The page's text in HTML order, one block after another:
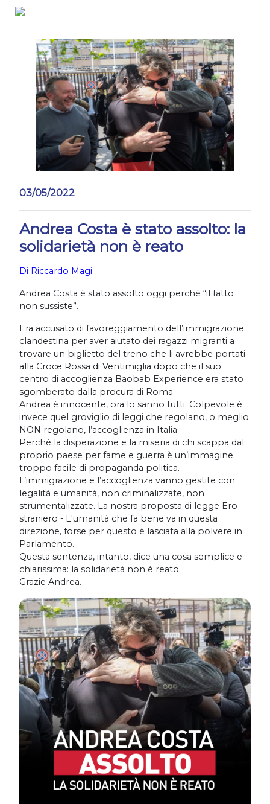
Salta
03/05/2022
Andrea Costa è stato assolto: la
solidarietà non è reato
Di Riccardo Magi
Andrea Costa è stato assolto oggi perché “il fatto
non sussiste”.
Era accusato di favoreggiamento dell’immigrazione
clandestina per aver aiutato dei ragazzi migranti a
trovare un biglietto del treno che li avrebbe portati
alla Croce Rossa di Ventimiglia dopo che il suo
centro di accoglienza Baobab Experience era stato
sgomberato dalla procura di Roma.
Andrea è innocente, ora lo sanno tutti. Colpevole è
invece quel groviglio di leggi che regolano, o meglio
NON regolano, l’accoglienza in Italia.
Perché la disperazione e la miseria di chi scappa dal
proprio paese per fame e guerra è un’immagine
troppo facile di propaganda politica.
L’immigrazione e l’accoglienza vanno gestite con
legalità e umanità, non criminalizzate, non
strumentalizzate. La nostra proposta di legge Ero
straniero - L'umanità che fa bene va in questa
direzione, forse per questo è lasciata alla polvere in
Parlamento.
Questa sentenza, intanto, dice una cosa semplice e
chiarissima: la solidarietà non è reato.
Grazie Andrea.